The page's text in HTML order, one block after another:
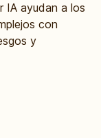
IA ayudan a los
con
y